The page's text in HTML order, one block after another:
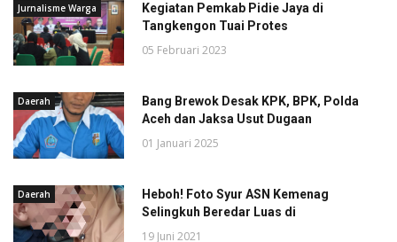
Jurnalisme Warga
Kegiatan Pemkab Pidie Jaya di
Tangkengon Tuai Protes
05 Februari 2023
Daerah
Bang Brewok Desak KPK, BPK, Polda
Aceh dan Jaksa Usut Dugaan
01 Januari 2025
Daerah
Heboh! Foto Syur ASN Kemenag
Selingkuh Beredar Luas di
19 Juni 2021